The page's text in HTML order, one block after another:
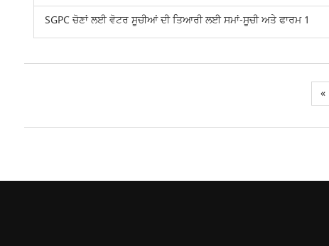
SGPC ਚੋਣਾਂ ਲਈ ਵੋਟਰ ਸੂਚੀਆਂ ਦੀ ਤਿਆਰੀ ਲਈ ਸਮਾਂ-ਸੂਚੀ ਅਤੇ ਫਾਰਮ 1
«